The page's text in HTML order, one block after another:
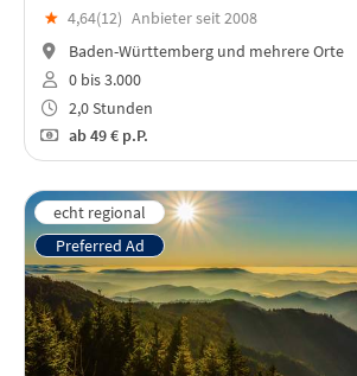
★ 4,64(12) Anbieter seit 2008
Baden-Württemberg und mehrere Orte
0 bis 3.000
2,0 Stunden
ab49 € p.P.